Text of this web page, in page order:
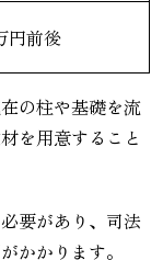
円前後
の柱や基礎を流
を用意すること
要があり、司法
かかります。